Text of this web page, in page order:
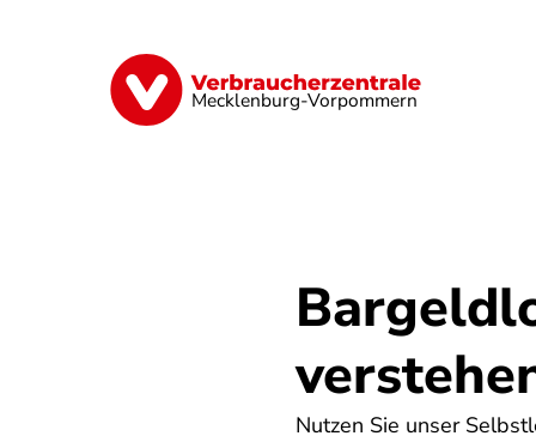
Mecklenburg-Vorpommern
Finanzen Digitales Lebensmittel
Nutzen Sie unser